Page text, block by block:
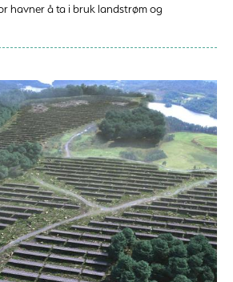
havner å ta i bruk landstrøm og